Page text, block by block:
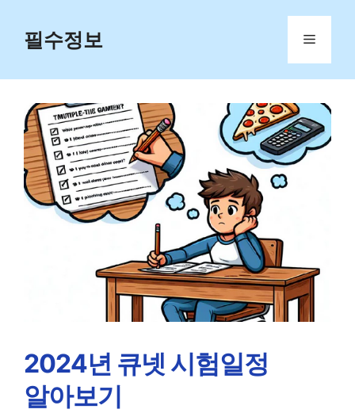
content
필수정보 Menu
2024년 큐넷 시험일정
알아보기